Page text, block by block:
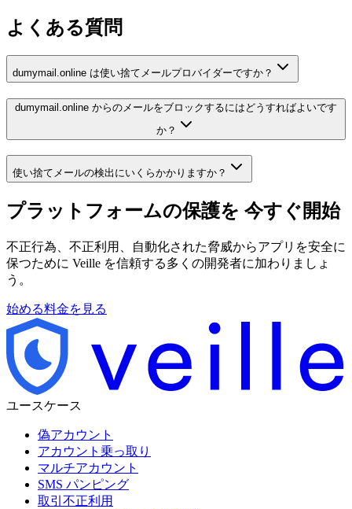
よくある質問
dumymail.online は使い捨てメールプロバイダーですか？
dumymail.online からのメールをブロックするにはどうすればよいです
か？
使い捨てメールの検出にいくらかかりますか？
プラットフォームの保護を 今すぐ開始
不正行為、不正利用、自動化された脅威からアプリを安全に
保つために Veille を信頼する多くの開発者に加わりましょ
う。
始める料金を見る
ユースケース
偽アカウント
アカウント乗っ取り
マルチアカウント
SMS パンピング
取引不正利用